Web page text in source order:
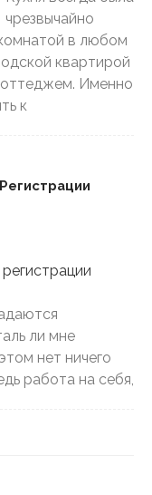
чрезвычайно
в любом
квартирой
Именно
к
ли мне
нет ничего
работа на себя,